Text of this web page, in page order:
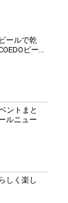
ールで乾
ビー...
ントまと
ルニュー
しく楽し